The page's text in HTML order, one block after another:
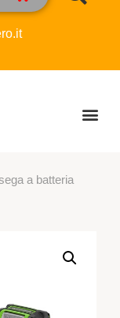
a batteria